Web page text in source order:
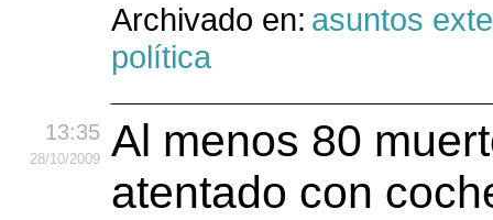
Archivado en: asuntos
política
13:35
28/10/2009
Al menos 80
atentado con